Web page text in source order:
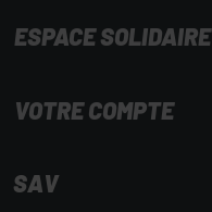
ESPACE SOLIDAIRE
VOTRE COMPTE
SAV